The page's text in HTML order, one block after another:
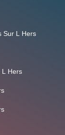
Sur L Hers
L Hers